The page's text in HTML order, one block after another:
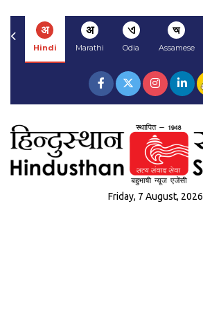
अ
Hindi
अ
Marathi
ଏ
Odia
অ
Assamese
Friday, 7 August, 2026